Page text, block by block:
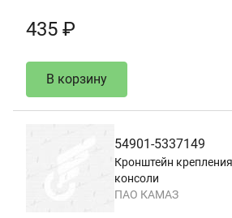
435 ₽
В корзину
54901-5337149
Кронштейн
консоли
ПАО КАМАЗ